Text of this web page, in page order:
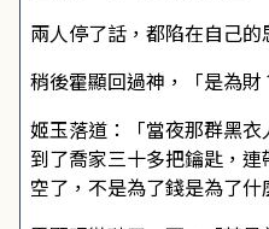
兩人停了話，都陷在自己的
稍後霍顯回過神，「是為財
姬玉落道：「當夜那群黑
到了喬家三十多把鑰匙，
空了，不是為了錢是為了什